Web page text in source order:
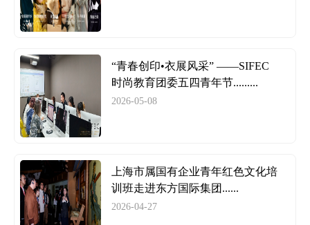
“青春创印•衣展风采” ——SIFEC
时尚教育团委五四青年节.........
2026-05-08
上海市属国有企业青年红色文化培
训班走进东方国际集团......
2026-04-27